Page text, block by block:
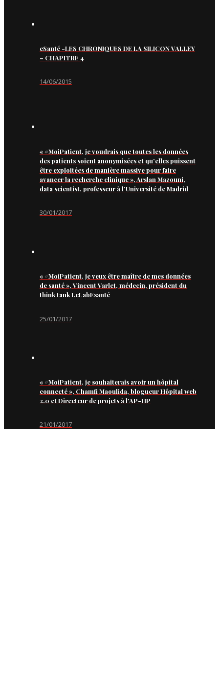
eSanté -LES CHRONIQUES DE LA SILICON VALLEY
– CHAPITRE 4
14/06/2015
« #MoiPatient, je voudrais que toutes les données
des patients soient anonymisées et qu’elles puissent
être exploitées de manière massive pour faire
avancer la recherche clinique », Arslan Mazouni,
data scientist, professeur à l’Université de Madrid
30/01/2017
« #MoiPatient, je veux être maître de mes données
de santé », Vincent Varlet, médecin, président du
think tank LeLabEsanté
25/01/2017
« #MoiPatient, je souhaiterais avoir un hôpital
connecté », Chamfi Maoulida, blogueur Hôpital web
2.0 et Directeur de projets à l’AP-HP
21/01/2017